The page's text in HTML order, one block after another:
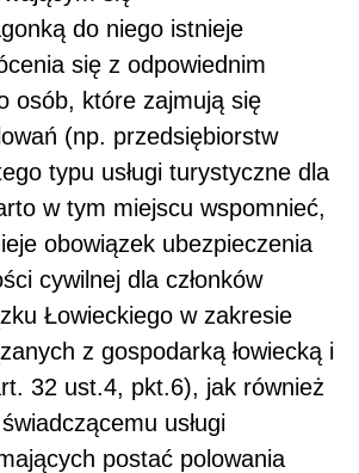
do niego istnieje
się z odpowiednim
osób, które zajmują się
(np. przedsiębiorstw
typu usługi turystyczne dla
w tym miejscu wspomnieć,
obowiązek ubezpieczenia
cywilnej dla członków
Łowieckiego w zakresie
z gospodarką łowiecką i
32 ust.4, pkt.6), jak również
usługi
postać polowania